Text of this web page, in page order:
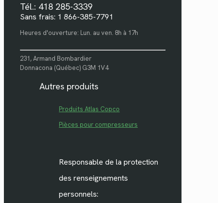
Tél.: 418 285-3339
Sans frais: 1 866-385-7791
Heures d'ouverture: Lun. au ven. 8h à 17h
231, Armand Bombardier
Donnacona (Québec) G3M 1V4
Autres produits
Produits Atlas Copco
Pièces pour compresseurs
Responsable de la protection
des renseignements
personnels: